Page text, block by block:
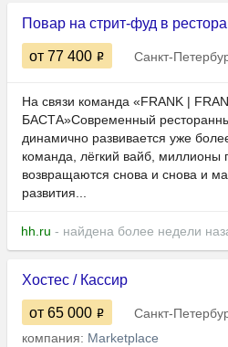
Повар на стрит-фуд в
от 77 400 Санкт-
На связи команда «FRANK |
БАСТА»Современный
динамично развивается уже
команда, лёгкий вайб, миллионы
возвращаются снова и снова и
развития...
hh.ru - найдена более недели
Хостес / Кассир
от 65 000
Санкт-
компания: Marketplace